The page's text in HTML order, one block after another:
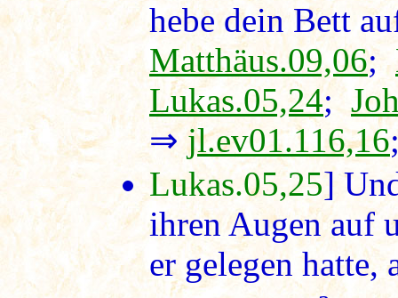
hebe dein Bett
Matthäus.09,06;
Lukas.05,24;
⇒jl.ev01.116,16
Lukas.05,25]
ihren Augen auf
er gelegen